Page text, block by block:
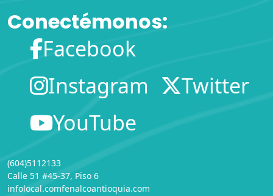
Conectémonos:
Facebook
Instagram
Twitter
YouTube
(604)5112133
Calle 51 #45-37, Piso 6
infolocal.comfenalcoantioquia.com